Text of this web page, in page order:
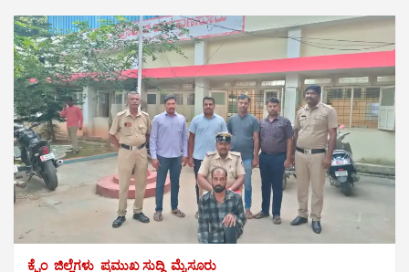
ಕ್ರೈಂ ಜಿಲ್ಲೆಗಳು ಪ್ರಮುಖ ಸುದ್ದಿ ಮೈಸೂರು